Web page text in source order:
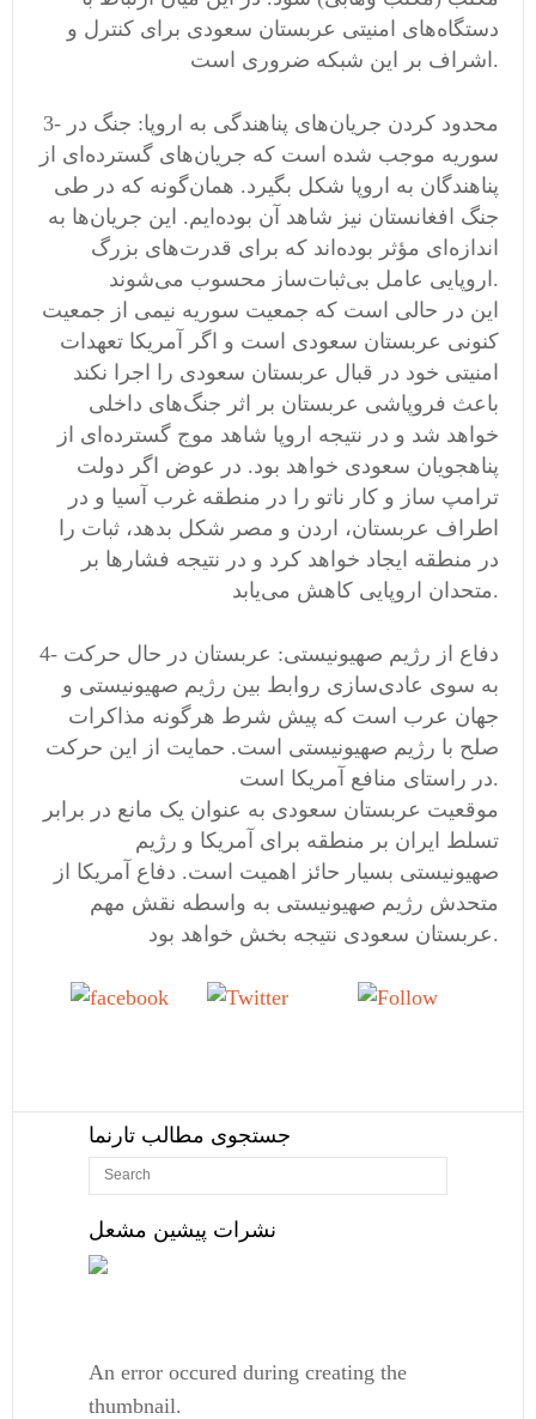
دستگاه‌های امنیتی عربستان سعودی برای کنترل و
اشراف بر این شبکه ضروری است.
3- محدود کردن جریان‌های پناهندگی به اروپا: جنگ در
سوریه موجب شده است که جریان‌های گسترده‌ای از
پناهندگان به اروپا شکل بگیرد. همان‌گونه که در طی
جنگ افغانستان نیز شاهد آن بوده‌ایم. این جریان‌ها به
اندازه‌ای مؤثر بوده‌اند که برای قدرت‌های بزرگ
اروپایی عامل بی‌ثبات‌ساز محسوب می‌شوند.
این در حالی است که جمعیت سوریه نیمی از جمعیت
کنونی عربستان سعودی است و اگر آمریکا تعهدات
امنیتی خود در قبال عربستان سعودی را اجرا نکند
باعث فروپاشی عربستان بر اثر جنگ‌های داخلی
خواهد شد و در نتیجه اروپا شاهد موج گسترده‌ای از
پناهجویان سعودی خواهد بود. در عوض اگر دولت
ترامپ ساز و کار ناتو را در منطقه غرب آسیا و در
اطراف عربستان، اردن و مصر شکل بدهد، ثبات را
در منطقه ایجاد خواهد کرد و در نتیجه فشارها بر
متحدان اروپایی کاهش می‌یابد.
4- دفاع از رژیم صهیونیستی: عربستان در حال حرکت
به سوی عادی‌سازی روابط بین رژیم صهیونیستی و
جهان عرب است که پیش شرط هرگونه مذاکرات
صلح با رژیم صهیونیستی است. حمایت از این حرکت
در راستای منافع آمریکا است.
موقعیت عربستان سعودی به عنوان یک مانع در برابر
تسلط ایران بر منطقه برای آمریکا و رژیم
صهیونیستی بسیار حائز اهمیت است. دفاع آمریکا از
متحدش رژیم صهیونیستی به واسطه نقش مهم
عربستان سعودی نتیجه بخش خواهد بود.
Follow
جستجوی مطالب تارنما
نشرات پیشین مشعل
An error occured during creating the
thumbnail.